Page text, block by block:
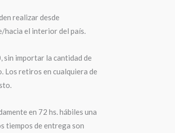
realizar desde
hacia el interior del país.
sin importar la cantidad de
Los retiros en cualquiera de
en 72 hs. hábiles una
tiempos de entrega son